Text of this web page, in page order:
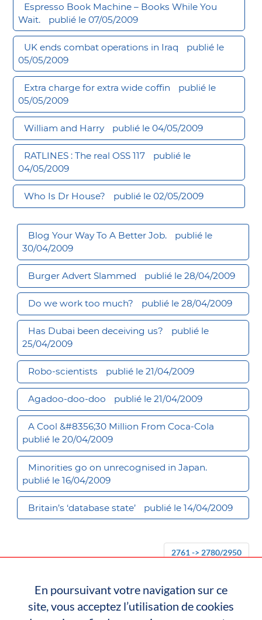
En poursuivant votre navigation sur ce
site, vous acceptez l’utilisation de cookies
Espresso Book Machine – Books While You
Wait.
publié le 07/05/2009
UK ends combat operations in Iraq
publié le
05/05/2009
Extra charge for extra wide coffin
publié le
05/05/2009
William and Harry publié le 04/05/2009
RATLINES : The real OSS 117
publié le
04/05/2009
Who Is Dr House? publié le 02/05/2009
Blog Your Way To A Better Job.
publié le
30/04/2009
Burger Advert Slammed publié le 28/04/2009
Do we work too much? publié le 28/04/2009
Has Dubai been deceiving us?
publié le
25/04/2009
Robo-scientists publié le 21/04/2009
Agadoo-doo-doo publié le 21/04/2009
A Cool &#8356;30 Million From Coca-Cola
publié le 20/04/2009
Minorities go on unrecognised in Japan.
publié le 16/04/2009
Britain’s ‘database state’ publié le 14/04/2009
2761 -> 2780/2950
« Précédent 1 … 137 138 139
140
Suivant »